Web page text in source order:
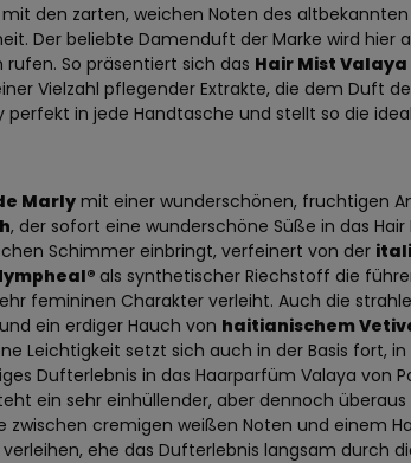
den zarten, weichen Noten des
Der beliebte Damenduft der Marke wird
So präsentiert sich das Hair Mist
Vielzahl pflegender Extrakte, die dem Duft
in jede Handtasche und stellt so die
Marly mit einer wunderschönen, fruchtigen
, der sofort eine wunderschöne Süße in das
Schimmer einbringt, verfeinert von der
als synthetischer Riechstoff die
femininen Charakter verleiht. Auch die
ein erdiger Hauch von haitianischem
Leichtigkeit setzt sich auch in der Basis fort,
Dufterlebnis in das Haarparfüm Valaya
ein sehr einhüllender, aber dennoch
cremigen weißen Noten und einem
ehe das Dufterlebnis langsam durch